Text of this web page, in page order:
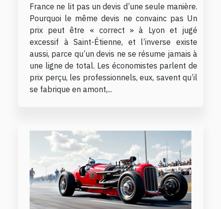
France ne lit pas un devis d’une seule manière.
Pourquoi le même devis ne convainc pas Un
prix peut être « correct » à Lyon et jugé
excessif à Saint-Étienne, et l’inverse existe
aussi, parce qu’un devis ne se résume jamais à
une ligne de total. Les économistes parlent de
prix perçu, les professionnels, eux, savent qu’il
se fabrique en amont,...